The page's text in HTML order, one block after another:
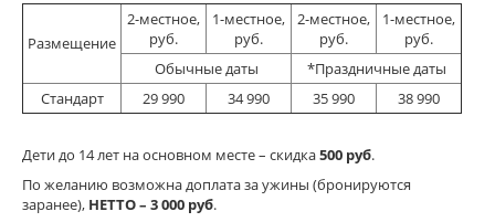
Размещение
2-местное,
руб.
1-местное,
руб.
2-местное,
руб.
1-местное,
руб.
Обычные даты
*Праздничные даты
Стандарт
29 990 34 990 35 990 38 990
Дети до 14 лет на основном месте – скидка500 руб.
По желанию возможна доплата за ужины (бронируются
заранее), НЕТТО – 3 000 руб.